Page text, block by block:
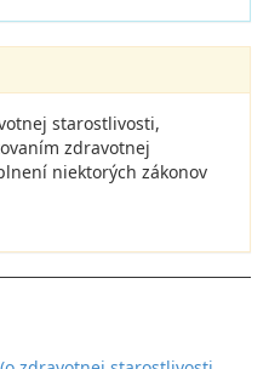
starostlivosti,
zdravotnej
niektorých zákonov